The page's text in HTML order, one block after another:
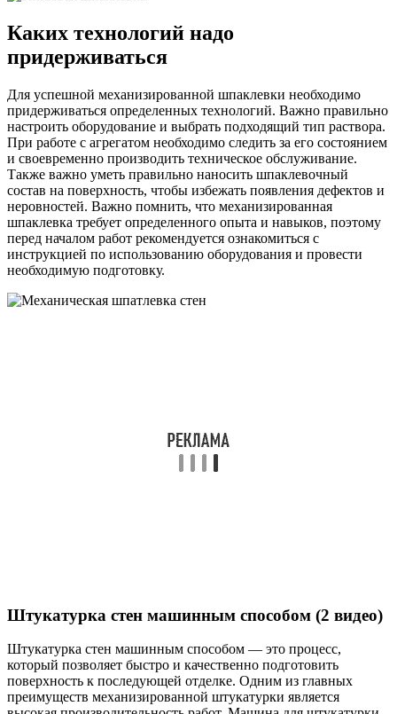
Каких технологий надо
придерживаться
Для успешной механизированной шпаклевки необходимо
придерживаться определенных технологий. Важно правильно
настроить оборудование и выбрать подходящий тип раствора.
При работе с агрегатом необходимо следить за его состоянием
и своевременно производить техническое обслуживание.
Также важно уметь правильно наносить шпаклевочный
состав на поверхность, чтобы избежать появления дефектов и
неровностей. Важно помнить, что механизированная
шпаклевка требует определенного опыта и навыков, поэтому
перед началом работ рекомендуется ознакомиться с
инструкцией по использованию оборудования и провести
необходимую подготовку.
Штукатурка стен машинным способом (2 видео)
Штукатурка стен машинным способом — это процесс,
который позволяет быстро и качественно подготовить
поверхность к последующей отделке. Одним из главных
преимуществ механизированной штукатурки является